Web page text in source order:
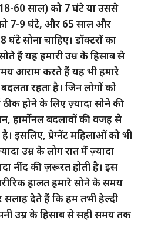
60 साल) को 7 घंटे या उससे
को 7-9 घंटे, और 65 साल और
सोना चाहिए। डॉक्टरों का
हैं यह हमारी उम्र के हिसाब से
आराम करते हैं यह भी हमारे
रहता है। जिन लोगों को
होने के लिए ज़्यादा सोने की
हार्मोनल बदलावों की वजह से
इसलिए, प्रेग्नेंट महिलाओं को भी
उम्र के लोग रात में ज़्यादा
नींद की ज़रूरत होती है। इस
हालत हमारे सोने के समय
देते हैं कि हम तभी हेल्दी
उम्र के हिसाब से सही समय तक